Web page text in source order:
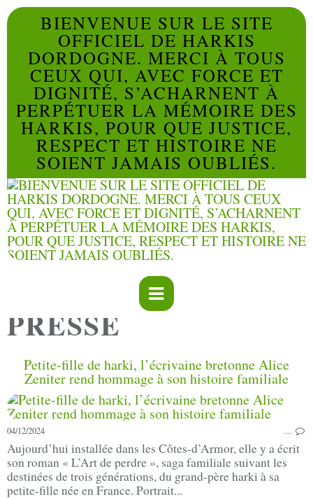
BIENVENUE SUR LE SITE
OFFICIEL DE HARKIS
DORDOGNE. MERCI À TOUS
CEUX QUI, AVEC FORCE ET
DIGNITÉ, S’ACHARNENT À
PERPÉTUER LA MÉMOIRE DES
HARKIS, POUR QUE JUSTICE,
RESPECT ET HISTOIRE NE
SOIENT JAMAIS OUBLIÉS.
PRESSE
Petite-fille de harki, l’écrivaine bretonne Alice
Zeniter rend hommage à son histoire familiale
04/12/2024 …
Aujourd’hui installée dans les Côtes-d’Armor, elle y a écrit
son roman « L’Art de perdre », saga familiale suivant les
destinées de trois générations, du grand-père harki à sa
petite-fille née en France. Portrait...